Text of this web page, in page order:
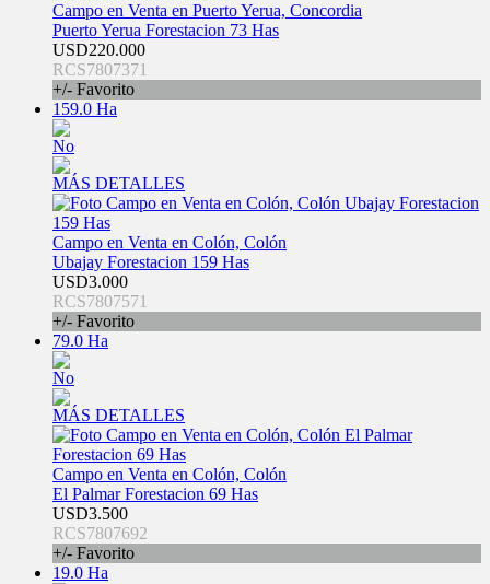
Campo en Venta en Puerto Yerua, Concordia
Puerto Yerua Forestacion 73 Has
USD220.000
RCS7807371
+/- Favorito
159.0 Ha
No
MÁS DETALLES
Campo en Venta en Colón, Colón
Ubajay Forestacion 159 Has
USD3.000
RCS7807571
+/- Favorito
79.0 Ha
No
MÁS DETALLES
Campo en Venta en Colón, Colón
El Palmar Forestacion 69 Has
USD3.500
RCS7807692
+/- Favorito
19.0 Ha